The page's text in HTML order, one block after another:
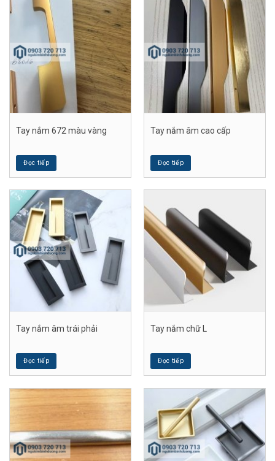
Tay nắm 672 màu vàng
Đọc tiếp
Tay nắm âm cao cấp
Đọc tiếp
Tay nắm âm trái phải
Đọc tiếp
Tay nắm chữ L
Đọc tiếp